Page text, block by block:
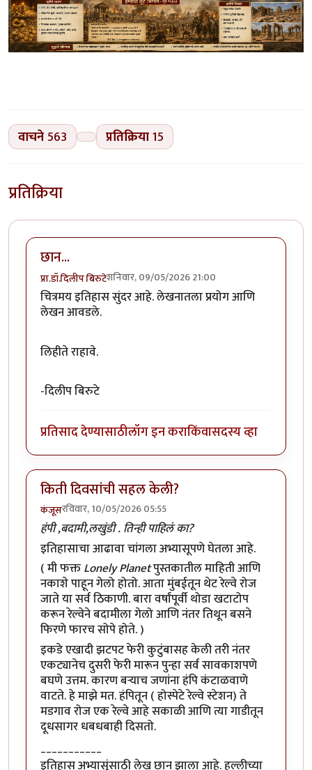
वाचने563 प्रतिक्रिया15
प्रतिक्रिया
छान...
प्रा.डॉ.दिलीप बिरुटेशनिवार, 09/05/2026 21:00
चित्रमय इतिहास सुंदर आहे. लेखनातला प्रयोग आणि
लेखन आवडले.
लिहीते राहावे.
-दिलीप बिरुटे
प्रतिसाद देण्यासाठीलॉग इन कराकिंवासदस्य व्हा
किती दिवसांची सहल केली?
कंजूसरविवार, 10/05/2026 05:55
हंपी ,बदामी,लखुंडी . तिन्ही पाहिलं का?
इतिहासाचा आढावा चांगला अभ्यासूपणे घेतला आहे.
( मी फक्तLonely Planetपुस्तकातील माहिती आणि
नकाशे पाहून गेलो होतो. आता मुंबईतून थेट रेल्वे रोज
जाते या सर्व ठिकाणी. बारा वर्षांपूर्वी थोडा खटाटोप
करून रेल्वेने बदामीला गेलो आणि नंतर तिथून बसने
फिरणे फारच सोपे होते. )
इकडे एखादी झटपट फेरी कुटुंबासह केली तरी नंतर
एकट्यानेच दुसरी फेरी मारून पुन्हा सर्व सावकाशपणे
बघणे उत्तम. कारण बऱ्याच जणांना हंपि कंटाळवाणे
वाटते. हे माझे मत. हंपितून ( होस्पेटे रेल्वे स्टेशन) ते
मडगाव रोज एक रेल्वे आहे सकाळी आणि त्या गाडीतून
दूधसागर धबधबाही दिसतो.
इतिहास अभ्यासूंसाठी लेख छान झाला आहे. हल्लीच्या